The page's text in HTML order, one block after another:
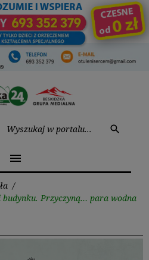
search
menu
/
budynku. Przyczyną… para wodna